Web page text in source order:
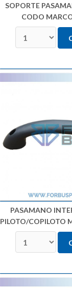
SOPORTE
CODO
PASAMANO
PILOTO/COPILOTO